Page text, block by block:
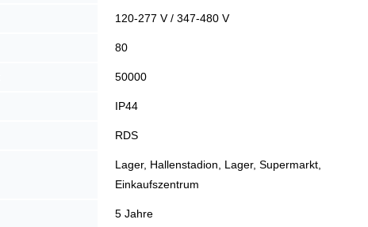
120-277 V / 347-480 V
80
50000
IP44
RDS
Lager, Hallenstadion, Lager, Supermarkt,
Einkaufszentrum
5 Jahre